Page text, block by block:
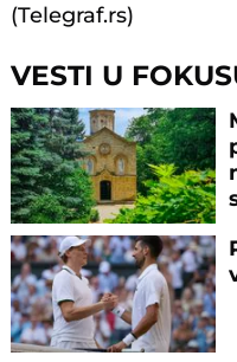
(Telegraf.rs)
VESTI U